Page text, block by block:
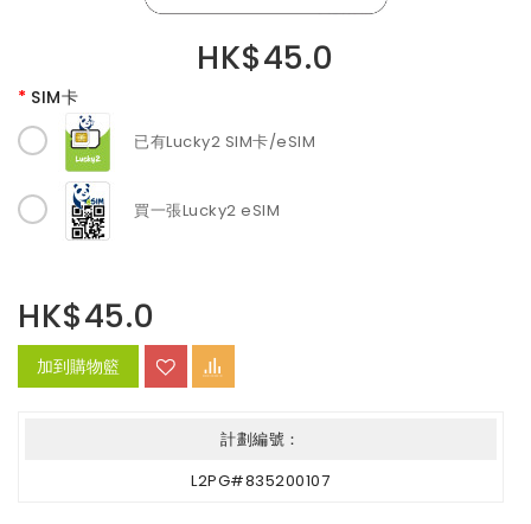
HK$45.0
SIM卡
已有Lucky2 SIM卡/eSIM
買一張Lucky2 eSIM
HK$45.0
加到購物籃
計劃編號：
L2PG#835200107